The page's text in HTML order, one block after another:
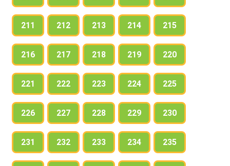
211 212 213 214 215
216 217 218 219 220
221 222 223 224 225
226 227 228 229 230
231 232 233 234 235